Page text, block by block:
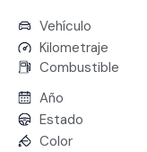
Vehículo
Kilometraje
Combustible
Año
Estado
Color